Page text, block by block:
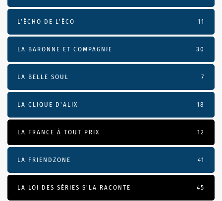
L’ÉCHO DE L’ÉCO 11
LA BARONNE ET COMPAGNIE 30
LA BELLE SOUL 7
LA CLIQUE D'ALIX 18
LA FRANCE À TOUT PRIX 12
LA FRIENDZONE 41
LA LOI DES SÉRIES S'LA RACONTE 45